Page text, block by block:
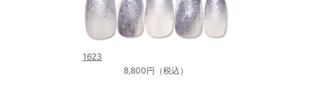
1623
8,800円（税込）